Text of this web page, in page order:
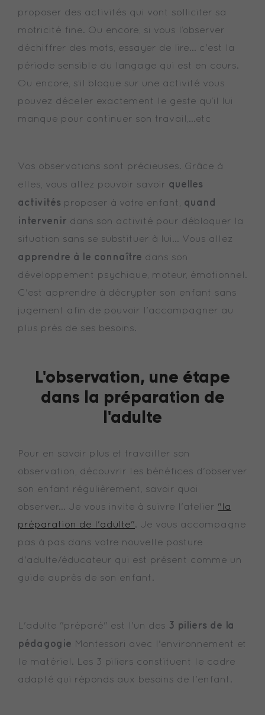
proposer des activités qui vont solliciter sa
motricité fine. Ou encore, si vous l’observer
déchiffrer des mots, essayer de lire... c'est la
période sensible du langage qui est en cours.
Ou encore, s’il bloque sur une activité vous
pouvez déceler exactement le geste qu’il lui
manque pour continuer son travail,…etc
Vos observations sont précieuses. Grâce à
elles, vous allez pouvoir savoir quelles
activités proposer à votre enfant, quand
intervenir dans son activité pour débloquer la
situation sans se substituer à lui... Vous allez
apprendre à le connaître dans son
développement psychique, moteur, émotionnel.
C'est apprendre à décrypter son enfant sans
jugement afin de pouvoir l'accompagner au
plus près de ses besoins.
L'observation, une étape
dans la préparation de
l'adulte
Pour en savoir plus et travailler son
observation, découvrir les bénéfices d'observer
son enfant régulièrement, savoir quoi
observer... Je vous invite à suivre l'atelier "la
préparation de l'adulte". Je vous accompagne
pas à pas dans votre nouvelle posture
d'adulte/éducateur qui est présent comme un
guide auprès de son enfant.
L'adulte "préparé" est l'un des 3 piliers de la
pédagogie Montessori avec l'environnement et
le matériel. Les 3 piliers constituent le cadre
adapté qui réponds aux besoins de l'enfant.